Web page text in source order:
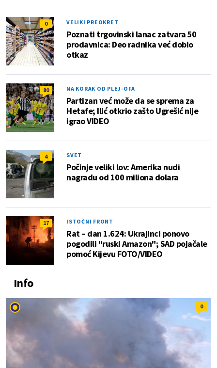
0 VELIKI PREOKRET
Poznati trgovinski lanac zatvara 50
prodavnica: Deo radnika već dobio
otkaz
80 NA KORAK OD PLEJ-OFA
Partizan već može da se sprema za
Hetafe; Ilić otkrio zašto Ugrešić nije
igrao VIDEO
4 SVET
Počinje veliki lov: Amerika nudi
nagradu od 100 miliona dolara
17 ISTOČNI FRONT
Rat – dan 1.624: Ukrajinci ponovo
pogodili "ruski Amazon"; SAD pojačale
pomoć Kijevu FOTO/VIDEO
Info
0